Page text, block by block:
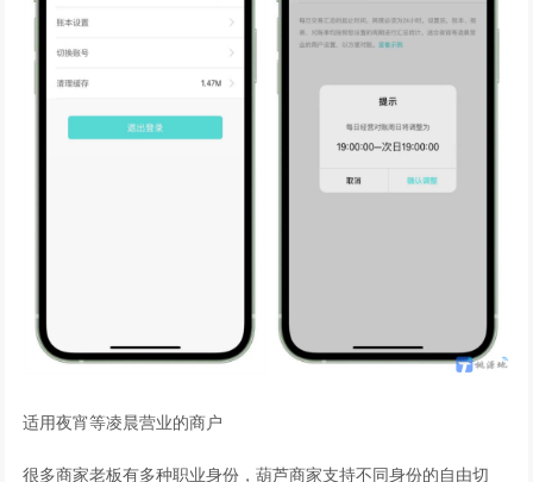
适用夜宵等凌晨营业的商户
很多商家老板有多种职业身份，葫芦商家支持不同身份的自由切